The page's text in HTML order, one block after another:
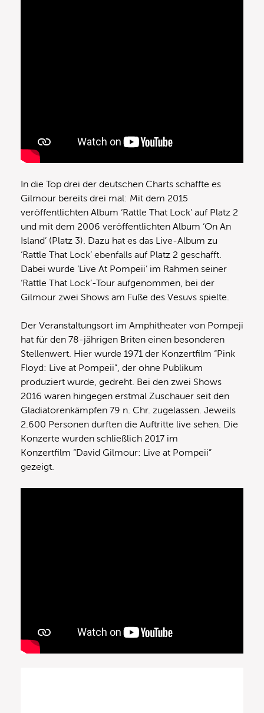
In die Top drei der deutschen Charts schaffte es
Gilmour bereits drei mal: Mit dem 2015
veröffentlichten Album ‘Rattle That Lock’ auf Platz 2
und mit dem 2006 veröffentlichten Album ‘On An
Island’ (Platz 3). Dazu hat es das Live-Album zu
‘Rattle That Lock’ ebenfalls auf Platz 2 geschafft.
Dabei wurde ‘Live At Pompeii’ im Rahmen seiner
‘Rattle That Lock’-Tour aufgenommen, bei der
Gilmour zwei Shows am Fuße des Vesuvs spielte.
Der Veranstaltungsort im Amphitheater von Pompeji
hat für den 78-jährigen Briten einen besonderen
Stellenwert. Hier wurde 1971 der Konzertfilm “Pink
Floyd: Live at Pompeii”, der ohne Publikum
produziert wurde, gedreht. Bei den zwei Shows
2016 waren hingegen erstmal Zuschauer seit den
Gladiatorenkämpfen 79 n. Chr. zugelassen. Jeweils
2.600 Personen durften die Auftritte live sehen. Die
Konzerte wurden schließlich 2017 im
Konzertfilm “David Gilmour: Live at Pompeii”
gezeigt.